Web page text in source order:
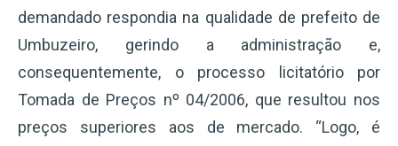
demandado respondia na qualidade de prefeito de
Umbuzeiro, gerindo a administração e,
consequentemente, o processo licitatório por
Tomada de Preços nº 04/2006, que resultou nos
preços superiores aos de mercado. “Logo, é